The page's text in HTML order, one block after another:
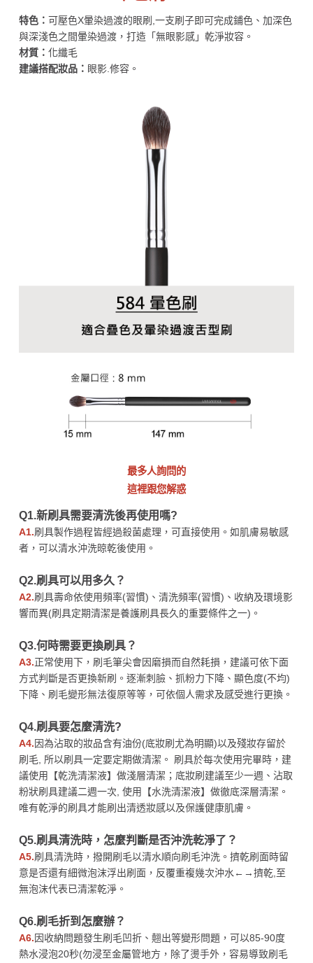
特色： 可壓色X暈染過渡的眼刷,一支刷子即可完成鋪色、加深色
與深淺色之間暈染過渡，打造「無眼影感」乾淨妝容。
材質： 化纖毛
建議搭配妝品： 眼影.修容。
最多人詢問的
這裡跟您解惑
Q1.新刷具需要清洗後再使用嗎?
A1.刷具製作過程皆經過殺菌處理，可直接使用。如肌膚易敏感
者，可以清水沖洗晾乾後使用。
Q2.刷具可以用多久？
A2.刷具壽命依使用頻率(習慣)、清洗頻率(習慣)、收納及環境影
響而異(刷具定期清潔是養護刷具長久的重要條件之一)。
Q3.何時需要更換刷具？
A3.正常使用下，刷毛筆尖會因磨損而自然耗損，建議可依下面
方式判斷是否更換新刷。逐漸刺臉、抓粉力下降、顯色度(不均)
下降、刷毛變形無法復原等等，可依個人需求及感受進行更換。
Q4.刷具要怎麼清洗?
A4.因為沾取的妝品含有油份(底妝刷尤為明顯)以及殘妝存留於
刷毛, 所以刷具一定要定期做清潔。 刷具於每次使用完畢時，建
議使用【乾洗清潔液】做淺層清潔；底妝刷建議至少一週、沾取
粉狀刷具建議二週一次, 使用【水洗清潔液】做徹底深層清潔。
唯有乾淨的刷具才能刷出清透妝感以及保護健康肌膚。
Q5.刷具清洗時，怎麼判斷是否沖洗乾淨了？
A5.刷具清洗時，撥開刷毛以清水順向刷毛沖洗。擠乾刷面時留
意是否還有細微泡沫浮出刷面，反覆重複幾次沖水←→擠乾,至
無泡沫代表已清潔乾淨。
Q6.刷毛折到怎麼辦？
A6.因收納問題發生刷毛凹折、翹出等變形問題，可以85-90度
熱水浸泡20秒(勿浸至金屬管地方，除了燙手外，容易導致刷毛